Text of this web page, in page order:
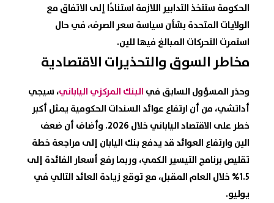
الحكومة ستتخذ التدابير اللازمة استنادًا إلى الاتفاق مع
الولايات المتحدة بشأن سياسة سعر الصرف، في حال
استمرت التحركات المبالغ فيها للين.
مخاطر السوق والتحذيرات الاقتصادية
وحذر المسؤول السابق في البنك المركزي الياباني، سيجي
أداتشي، من أن ارتفاع عوائد السندات الحكومية يمثل أكبر
خطر على الاقتصاد الياباني خلال 2026. وأضاف أن ضعف
الين وارتفاع العوائد قد يدفع بنك اليابان إلى مراجعة خطة
تقليص برنامج التيسير الكمي، وربما رفع أسعار الفائدة إلى
1.5% خلال العام المقبل، مع توقع زيادة العائد التالي في
يوليو.